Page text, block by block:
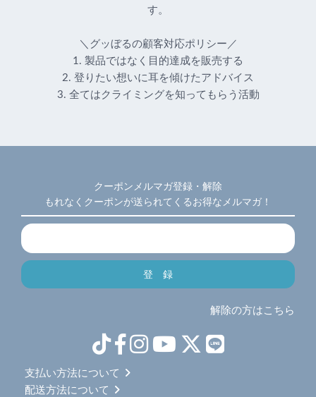
す。
＼グッぼるの顧客対応ポリシー／
1. 製品ではなく目的達成を販売する
2. 登りたい想いに耳を傾けたアドバイス
3. 全てはクライミングを知ってもらう活動
クーポンメルマガ登録・解除
もれなくクーポンが送られてくるお得なメルマガ！
解除の方はこちら
支払い方法について
配送方法について